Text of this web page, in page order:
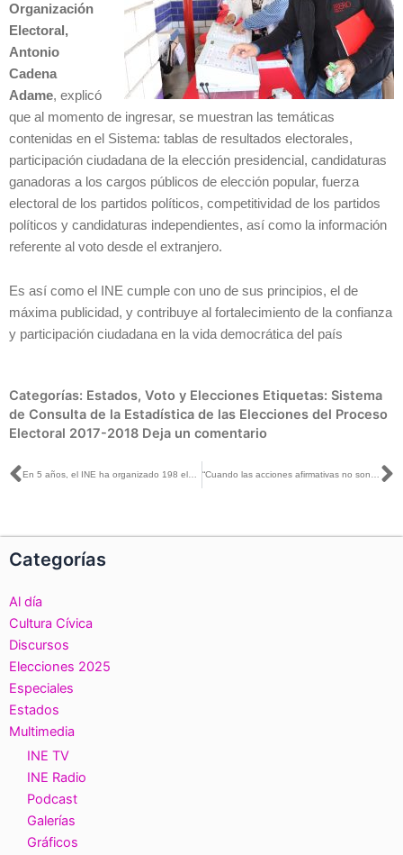
Organización
Electoral,
Antonio
Cadena
Adame, explicó
que al momento de ingresar, se muestran las temáticas
contenidas en el Sistema: tablas de resultados electorales,
participación ciudadana de la elección presidencial, candidaturas
ganadoras a los cargos públicos de elección popular, fuerza
electoral de los partidos políticos, competitividad de los partidos
políticos y candidaturas independientes, así como la información
referente al voto desde el extranjero.
Es así como el INE cumple con uno de sus principios, el de
máxima publicidad, y contribuye al fortalecimiento de la confianza
y participación ciudadana en la vida democrática del país
Categorías: Estados, Voto y Elecciones Etiquetas: Sistema
de Consulta de la Estadística de las Elecciones del Proceso
Electoral 2017-2018 Deja un comentario
Ant
Categorías
Al día
Cultura Cívica
Discursos
Elecciones 2025
Especiales
Estados
Multimedia
INE TV
INE Radio
Podcast
Galerías
Gráficos